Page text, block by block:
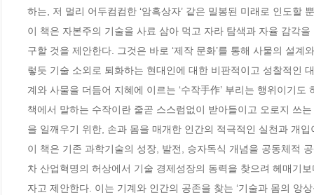
하는, 저 멀리 어두컴컴한 ‘암흑상자’ 같은 밀봉된 미래로 인도할
이 책은 자본주의 기술을 사료 삼아 먹고 자라 탐색과 자율 감각
구할 것을 제안한다. 그것은 바로 ‘제작 문화’를 통해 사물의 설
렇듯 기술 소외로 퇴화하는 현대인에 대한 비판적이고 성찰적인
계와 사물을 더듬어 지혜에 이르는 ‘수작手作’ 부리는 행위이기
책에서 말하는 수작이란 줄곧 스스럼없이 받아들이고 오로지 쓰
을 일깨우기 위한, 손과 몸을 매개한 인간의 적극적인 실천과 개
이 책은 기존 과학기술의 성장, 발전, 승자독식 개념을 공동체적
차 산업혁명의 허상에서 기술 경제성장의 동력을 찾으려 헤매기
자고 제안한다. 이는 기계와 인간의 공존을 찾는 ‘기술과 몸의 앙